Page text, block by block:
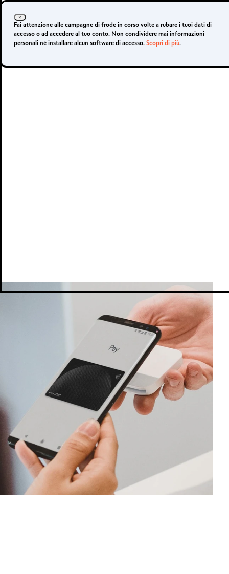
Fai attenzione alle campagne di frode in corso volte a rubare i tuoi dati di
accesso o ad accedere al tuo conto. Non condividere mai informazioni
personali né installare alcun software di accesso. Scopri di più.
Apri un conto